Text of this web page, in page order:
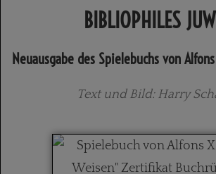
BIBLIOPHILES
Neuausgabe des Spielebuchs von
Text und Bild: Harry